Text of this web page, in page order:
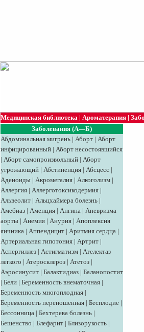
Медицинская библиотека | Ароматерапия |
Заболевания (А—Б)
Абдоминальная мигрень | Аборт | Аборт
инфицированный | Аборт несостоявшийся
| Аборт самопроизвольный | Аборт
угрожающий | Абстиненция | Абсцесс |
Аденоиды | Акромегалия | Алкоголизм |
Аллергия | Аллерготоксикодермия |
Альвеолит | Альцхаймера болезнь |
Амебиаз | Аменция | Ангина | Аневризма
аорты | Анемия | Анурия | Апоплексия
яичника | Аппендицит | Аритмия сердца |
Артериальная гипотония | Артрит |
Аспергиллез | Астигматизм | Ателектаз
легкого | Атеросклероз | Атетоз |
Аэросинусит | Балактидиаз | Баланопостит
| Бели | Беременность внематочная |
Беременность многоплодная |
Беременность переношенная | Бесплодие |
Бессонница | Бехтерева болезнь |
Бешенство | Блефарит | Близорукость |